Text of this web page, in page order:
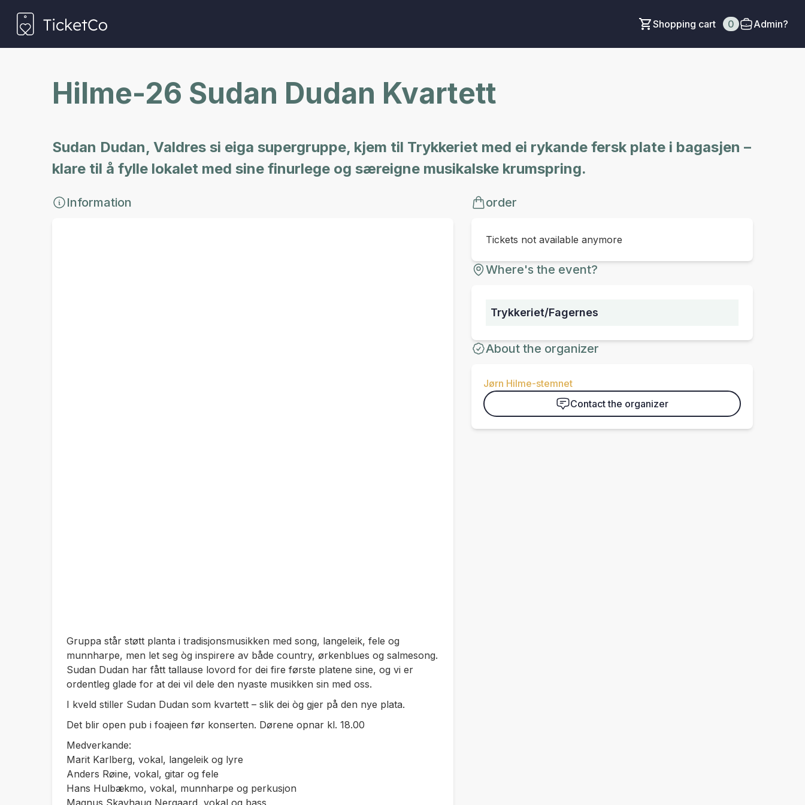
Shopping cart 0 Admin?
Hilme-26 Sudan Dudan Kvartett
Sudan Dudan, Valdres si eiga supergruppe, kjem til Trykkeriet med ei rykande fersk plate i bagasjen –
klare til å fylle lokalet med sine finurlege og særeigne musikalske krumspring.
Information
Gruppa står støtt planta i tradisjonsmusikken med song, langeleik, fele og
munnharpe, men let seg òg inspirere av både country, ørkenblues og salmesong.
Sudan Dudan har fått tallause lovord for dei fire første platene sine, og vi er
ordentleg glade for at dei vil dele den nyaste musikken sin med oss.
I kveld stiller Sudan Dudan som kvartett – slik dei òg gjer på den nye plata.
Det blir open pub i foajeen før konserten. Dørene opnar kl. 18.00
Medverkande:
Marit Karlberg, vokal, langeleik og lyre
Anders Røine, vokal, gitar og fele
Hans Hulbækmo, vokal, munnharpe og perkusjon
Magnus Skavhaug Nergaard, vokal og bass
order
Tickets not available anymore
Where's the event?
Trykkeriet/Fagernes
About the organizer
Jørn Hilme-stemnet
Contact the organizer